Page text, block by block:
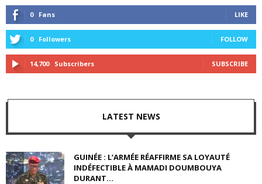
0 Fans LIKE
0 Followers FOLLOW
14,700 Subscribers SUBSCRIBE
LATEST NEWS
GUINÉE : L’ARMÉE RÉAFFIRME SA LOYAUTÉ
INDÉFECTIBLE À MAMADI DOUMBOUYA
DURANT...